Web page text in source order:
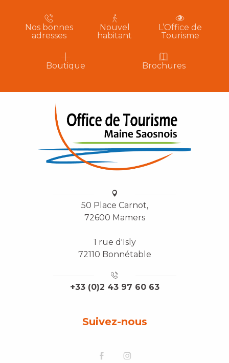
Nos bonnes
adresses
Nouvel
habitant
L’Office de
Tourisme
Boutique Brochures
50 Place Carnot,
72600 Mamers
1 rue d'Isly
72110 Bonnétable
+33 (0)2 43 97 60 63
Suivez-nous